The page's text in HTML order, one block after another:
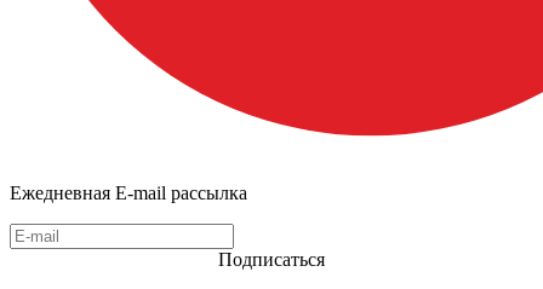
Ежедневная E-mail рассылка
Подписаться